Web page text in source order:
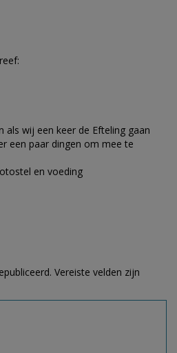
als wij een keer de Efteling gaan
een paar dingen om mee te
en voeding
Vereiste velden zijn